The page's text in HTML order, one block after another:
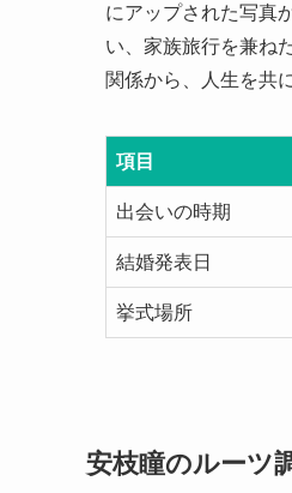
にアップされた写真
い、家族旅行を兼ね
関係から、人生を共
項目
出会いの時期
結婚発表日
挙式場所
安枝瞳のルーツ